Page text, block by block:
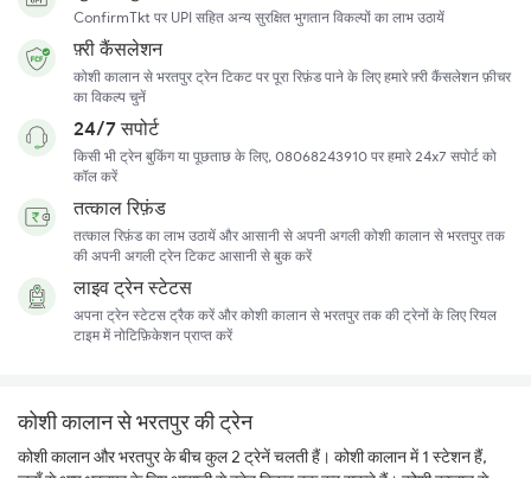
ConfirmTkt पर UPI सहित अन्य सुरक्षित भुगतान विकल्पों का लाभ उठायें
फ़्री कैंसलेशन
कोशी कालान से भरतपुर ट्रेन टिकट पर पूरा रिफ़ंड पाने के लिए हमारे फ़्री कैंसलेशन फ़ीचर
का विकल्प चुनें
24/7 सपोर्ट
किसी भी ट्रेन बुकिंग या पूछताछ के लिए, 08068243910 पर हमारे 24x7 सपोर्ट को
कॉल करें
तत्काल रिफ़ंड
तत्काल रिफ़ंड का लाभ उठायें और आसानी से अपनी अगली कोशी कालान से भरतपुर तक
की अपनी अगली ट्रेन टिकट आसानी से बुक करें
लाइव ट्रेन स्टेटस
अपना ट्रेन स्टेटस ट्रैक करें और कोशी कालान से भरतपुर तक की ट्रेनों के लिए रियल
टाइम में नोटिफ़िकेशन प्राप्त करें
कोशी कालान से भरतपुर की ट्रेन
कोशी कालान और भरतपुर के बीच कुल 2 ट्रेनें चलती हैं। कोशी कालान में 1 स्टेशन हैं,